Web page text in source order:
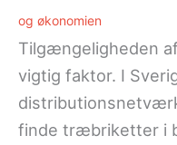
og økonomien
Tilgængeligheden
vigtig faktor. I
finde træbriketter i